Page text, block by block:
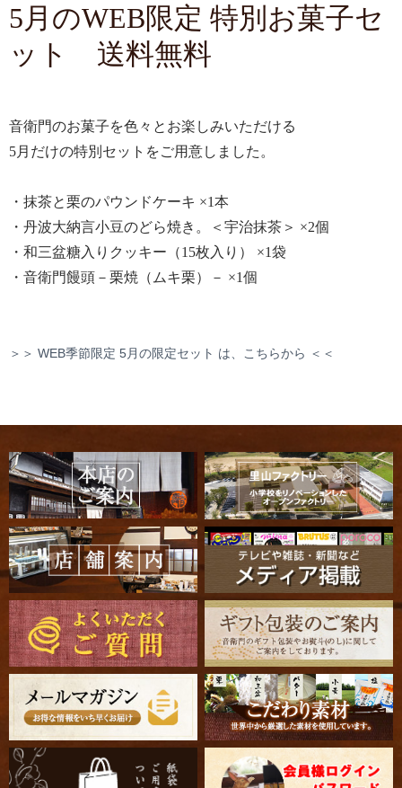
5月のWEB限定 特別お菓子セ
ット 送料無料
音衛門のお菓子を色々とお楽しみいただける
5月だけの特別セットをご用意しました。
・抹茶と栗のパウンドケーキ ×1本
・丹波大納言小豆のどら焼き。＜宇治抹茶＞ ×2個
・和三盆糖入りクッキー（15枚入り） ×1袋
・音衛門饅頭－栗焼（ムキ栗）－ ×1個
＞＞ WEB季節限定 5月の限定セット は、こちらから ＜＜